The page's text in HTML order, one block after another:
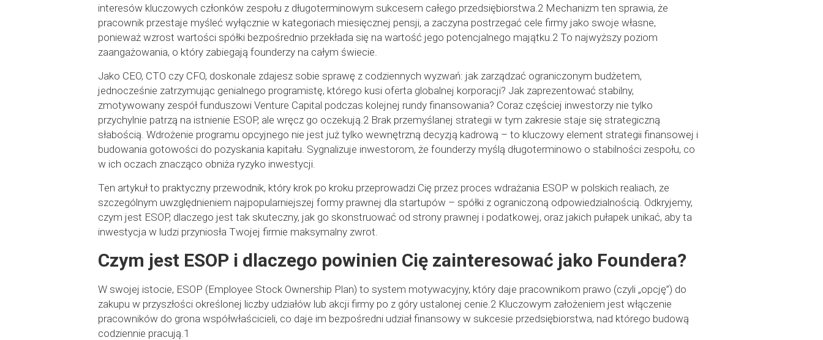
interesów kluczowych członków zespołu z długoterminowym sukcesem całego przedsiębiorstwa.2 Mechanizm ten sprawia, że
pracownik przestaje myśleć wyłącznie w kategoriach miesięcznej pensji, a zaczyna postrzegać cele firmy jako swoje własne,
ponieważ wzrost wartości spółki bezpośrednio przekłada się na wartość jego potencjalnego majątku.2 To najwyższy poziom
zaangażowania, o który zabiegają founderzy na całym świecie.
Jako CEO, CTO czy CFO, doskonale zdajesz sobie sprawę z codziennych wyzwań: jak zarządzać ograniczonym budżetem,
jednocześnie zatrzymując genialnego programistę, którego kusi oferta globalnej korporacji? Jak zaprezentować stabilny,
zmotywowany zespół funduszowi Venture Capital podczas kolejnej rundy finansowania? Coraz częściej inwestorzy nie tylko
przychylnie patrzą na istnienie ESOP, ale wręcz go oczekują.2 Brak przemyślanej strategii w tym zakresie staje się strategiczną
słabością. Wdrożenie programu opcyjnego nie jest już tylko wewnętrzną decyzją kadrową – to kluczowy element strategii finansowej i
budowania gotowości do pozyskania kapitału. Sygnalizuje inwestorom, że founderzy myślą długoterminowo o stabilności zespołu, co
w ich oczach znacząco obniża ryzyko inwestycji.
Ten artykuł to praktyczny przewodnik, który krok po kroku przeprowadzi Cię przez proces wdrażania ESOP w polskich realiach, ze
szczególnym uwzględnieniem najpopularniejszej formy prawnej dla startupów – spółki z ograniczoną odpowiedzialnością. Odkryjemy,
czym jest ESOP, dlaczego jest tak skuteczny, jak go skonstruować od strony prawnej i podatkowej, oraz jakich pułapek unikać, aby ta
inwestycja w ludzi przyniosła Twojej firmie maksymalny zwrot.
Czym jest ESOP i dlaczego powinien Cię zainteresować jako Foundera?
W swojej istocie, ESOP (Employee Stock Ownership Plan) to system motywacyjny, który daje pracownikom prawo (czyli „opcję”) do
zakupu w przyszłości określonej liczby udziałów lub akcji firmy po z góry ustalonej cenie.2 Kluczowym założeniem jest włączenie
pracowników do grona współwłaścicieli, co daje im bezpośredni udział finansowy w sukcesie przedsiębiorstwa, nad którego budową
codziennie pracują.1